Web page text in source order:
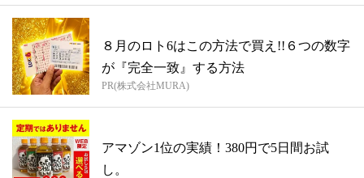
８月のロト6はこの方法で買え!!６つの数字
が『完全一致』する方法
PR(株式会社MURA)
アマゾン1位の実績！380円で5日間お試
し。